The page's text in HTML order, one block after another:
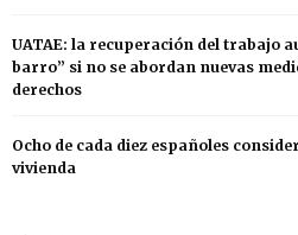
UATAE: la recuperación del trabajo
barro” si no se abordan nuevas
derechos
Ocho de cada diez españoles
vivienda